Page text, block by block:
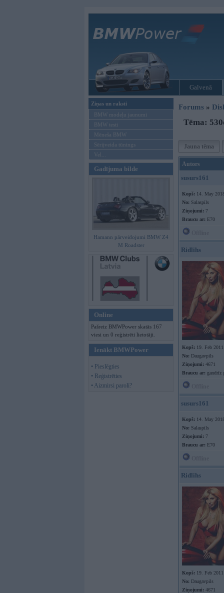
Galvenā
Ziņas un raksti
BMW modeļu jaunumi
BMW testi
Mēneša BMW
Sērijveida tūnings
Vel...
Gadījuma bilde
Hamann pārveidojumi BMW Z4
M Roadster
Online
Pašreiz BMWPower skatās 167
viesi un 0 reģistrēti lietotāji.
Ienākt BMWPower
• Pieslēgties
• Reģistrēties
• Aizmirsi paroli?
Forums »
Tēma:
Jauna tēma
Autors
susurs161
Kopš: 14. May
No: Salaspils
Ziņojumi: 7
Braucu ar: E70
Ridlihs
Kopš: 19. Feb 2011
No: Daugavpils
Ziņojumi: 4671
Braucu ar: gandrīz
susurs161
Kopš: 14. May
No: Salaspils
Ziņojumi: 7
Braucu ar: E70
Ridlihs
Kopš: 19. Feb 2011
No: Daugavpils
Ziņojumi: 4671